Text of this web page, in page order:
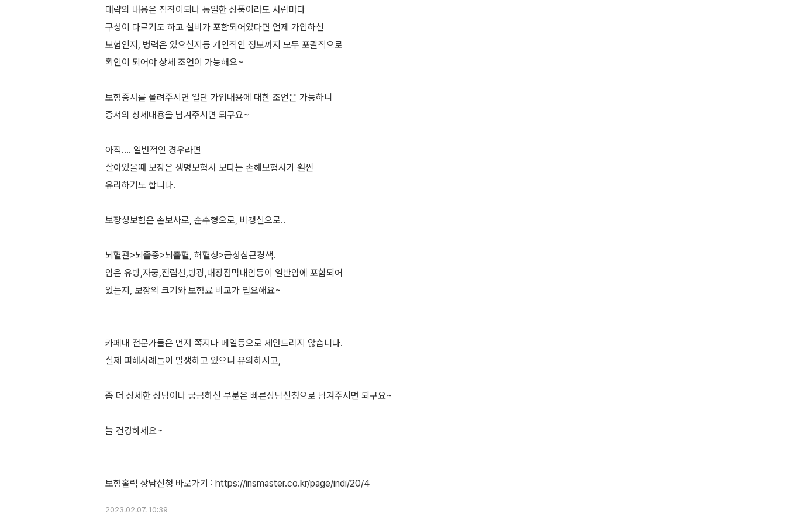
대략의 내용은 짐작이되나 동일한 상품이라도 사람마다
구성이 다르기도 하고 실비가 포함되어있다면 언제 가입하신
보험인지, 병력은 있으신지등 개인적인 정보까지 모두 포괄적으로
확인이 되어야 상세 조언이 가능해요~
보험증서를 올려주시면 일단 가입내용에 대한 조언은 가능하니
증서의 상세내용을 남겨주시면 되구요~
아직.... 일반적인 경우라면
살아있을때 보장은 생명보험사 보다는 손해보험사가 훨씬
유리하기도 합니다.
보장성보험은 손보사로, 순수형으로, 비갱신으로..
뇌혈관>뇌졸중>뇌출혈, 허혈성>급성심근경색.
암은 유방,자궁,전립선,방광,대장점막내암등이 일반암에 포함되어
있는지, 보장의 크기와 보험료 비교가 필요해요~
카페내 전문가들은 먼저 쪽지나 메일등으로 제안드리지 않습니다.
실제 피해사례들이 발생하고 있으니 유의하시고,
좀 더 상세한 상담이나 궁금하신 부분은 빠른상담신청으로 남겨주시면 되구요~
늘 건강하세요~
2023.02.07. 10:39